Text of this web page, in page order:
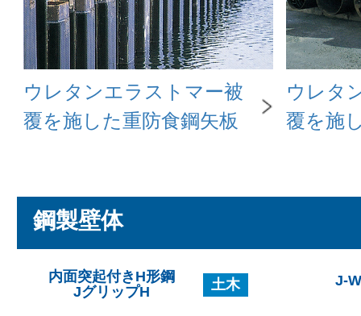
ウレタンエラストマー被
覆を施した重防食鋼矢板
ウレタ
覆を施
鋼製壁体
内面突起付きH形鋼
JグリップH
土木 J-